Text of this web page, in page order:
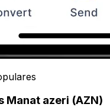
Manat azeri (AZN)